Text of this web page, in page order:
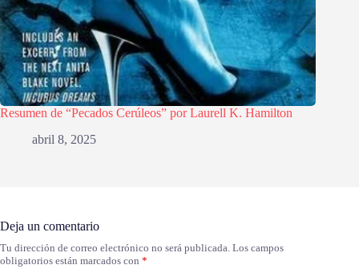
Resumen de “Pecados Cerúleos” por Laurell K. Hamilton
abril 8, 2025
Deja un comentario
Tu dirección de correo electrónico no será publicada. Los campos
obligatorios están marcados con *